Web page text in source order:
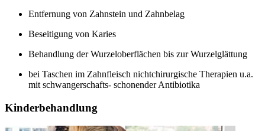
Entfernung von Zahnstein und Zahnbelag
Beseitigung von Karies
Behandlung der Wurzeloberflächen bis zur Wurzelglättung
bei Taschen im Zahnfleisch nichtchirurgische Therapien u.a.
mit schwangerschafts- schonender Antibiotika
Kinderbehandlung